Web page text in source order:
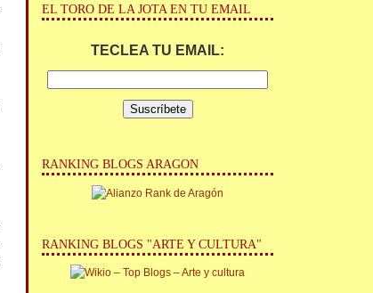
EL TORO DE LA JOTA EN TU EMAIL
TECLEA TU EMAIL:
RANKING BLOGS ARAGON
RANKING BLOGS "ARTE Y CULTURA"